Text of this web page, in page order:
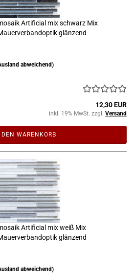
Artificial mix schwarz Mix
glänzend
abweichend)
12,30 EUR
inkl. 19% MwSt. zzgl. Versand
WARENKORB
Artificial mix weiß Mix
glänzend
abweichend)